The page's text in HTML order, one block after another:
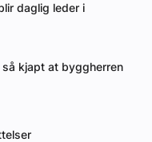
daglig leder i
kjapt at byggherren